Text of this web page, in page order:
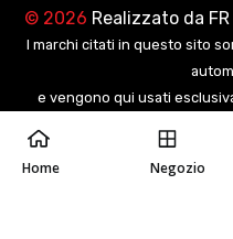
Home Negozio
© 2026 Realizzato da
I marchi citati in questo sito
e vengono qui usati